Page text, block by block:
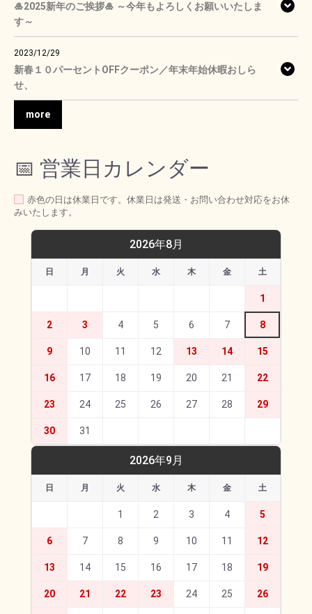
🎍2025新年のご挨拶🎍 ～今年もよろしくお願いいたしま
す～
2023/12/29
新春１０パーセントOFFクーポン／年末年始休暇おしら
せ、
more
📅 営業日カレンダー
赤色の日は休業日です。休業日は発送・お問い合わせ対応をお休
みいたします。
2026年8月
日 月 火 水 木 金 土
1
2 3 4 5 6 7 8
9 10 11 12 13 14 15
16 17 18 19 20 21 22
23 24 25 26 27 28 29
30 31
2026年9月
日 月 火 水 木 金 土
1 2 3 4 5
6 7 8 9 10 11 12
13 14 15 16 17 18 19
20 21 22 23 24 25 26